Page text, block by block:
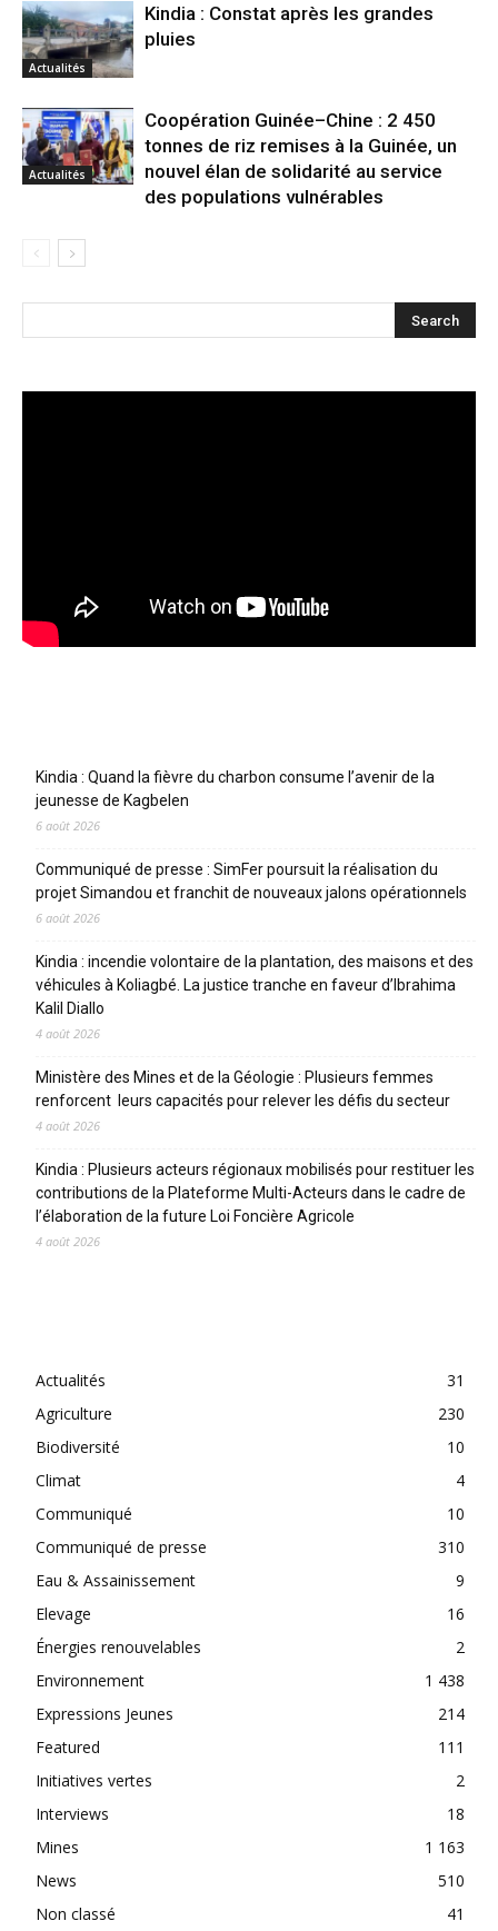
Actualités
Kindia : Constat après les grandes
pluies
Actualités
Coopération Guinée–Chine : 2 450
tonnes de riz remises à la Guinée, un
nouvel élan de solidarité au service
des populations vulnérables
Kindia : Quand la fièvre du charbon consume l’avenir de la
jeunesse de Kagbelen
6 août 2026
Communiqué de presse : SimFer poursuit la réalisation du
projet Simandou et franchit de nouveaux jalons opérationnels
6 août 2026
Kindia : incendie volontaire de la plantation, des maisons et des
véhicules à Koliagbé. La justice tranche en faveur d’Ibrahima
Kalil Diallo
4 août 2026
Ministère des Mines et de la Géologie : Plusieurs femmes
renforcent leurs capacités pour relever les défis du secteur
4 août 2026
Kindia : Plusieurs acteurs régionaux mobilisés pour restituer les
contributions de la Plateforme Multi-Acteurs dans le cadre de
l’élaboration de la future Loi Foncière Agricole
4 août 2026
Actualités
31
Agriculture
230
Biodiversité
10
Climat
4
Communiqué
10
Communiqué de presse
310
Eau & Assainissement
9
Elevage
16
Énergies renouvelables
2
Environnement
1 438
Expressions Jeunes
214
Featured
111
Initiatives vertes
2
Interviews
18
Mines
1 163
News
510
Non classé
41